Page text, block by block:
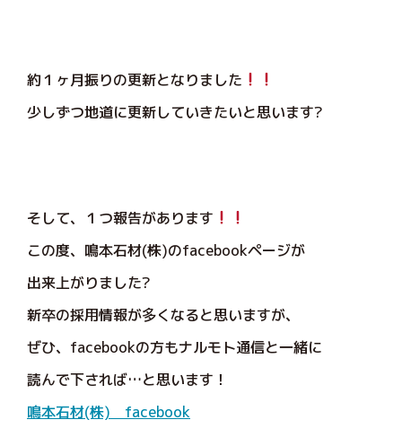
約１ヶ月振りの更新となりました
少しずつ地道に更新していきたいと思います?
そして、１つ報告があります
この度、鳴本石材(株)のfacebookページが
出来上がりました?
新卒の採用情報が多くなると思いますが、
ぜひ、facebookの方もナルモト通信と一緒に
読んで下されば…と思います！
鳴本石材(株) facebook